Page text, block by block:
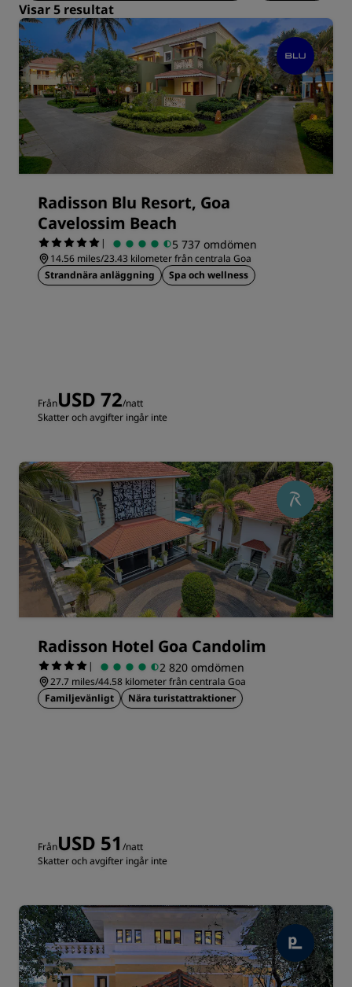
Visar 5 resultat
Radisson Blu Resort, Goa
Cavelossim Beach
| 5 737 omdömen
14.56 miles/23.43 kilometer från centrala Goa
Strandnära anläggning
Spa och wellness
FrånUSD 72/natt
Skatter och avgifter ingår inte
Radisson Hotel Goa Candolim
| 2 820 omdömen
27.7 miles/44.58 kilometer från centrala Goa
Familjevänligt
Nära turistattraktioner
FrånUSD 51 /natt
Skatter och avgifter ingår inte